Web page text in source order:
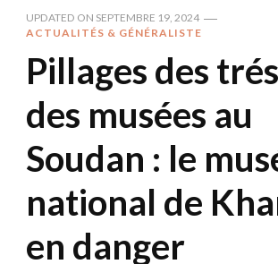
UPDATED ON SEPTEMBRE 19, 2024
ACTUALITÉS & GÉNÉRALISTE
Pillages des
des musées au
Soudan : le
national de
en danger